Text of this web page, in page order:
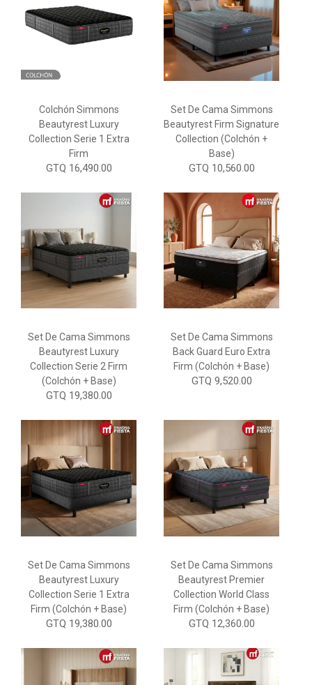
Colchón Simmons
Beautyrest Luxury
Collection Serie 1 Extra
Firm
GTQ 16,490.00
Set De Cama Simmons
Beautyrest Firm Signature
Collection (Colchón +
Base)
GTQ 10,560.00
Set De Cama Simmons
Beautyrest Luxury
Collection Serie 2 Firm
(Colchón + Base)
GTQ 19,380.00
Set De Cama Simmons
Back Guard Euro Extra
Firm (Colchón + Base)
GTQ 9,520.00
Set De Cama Simmons
Beautyrest Luxury
Collection Serie 1 Extra
Firm (Colchón + Base)
GTQ 19,380.00
Set De Cama Simmons
Beautyrest Premier
Collection World Class
Firm (Colchón + Base)
GTQ 12,360.00